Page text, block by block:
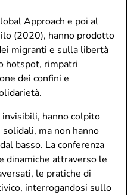
Approach e poi al
(2020), hanno prodotto
migranti e sulla libertà
hotspot, rimpatri
dei confini e
invisibili, hanno colpito
ma non hanno
basso. La conferenza
dinamiche attraverso le
le pratiche di
interrogandosi sullo